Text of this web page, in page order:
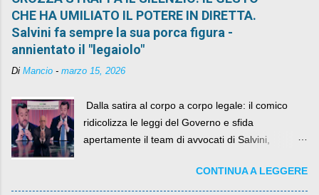
CHE HA UMILIATO IL POTERE IN DIRETTA.
Salvini fa sempre la sua porca figura -
annientato il "legaiolo"
Di Mancio - marzo 15, 2026
​ Dalla satira al corpo a corpo legale: il comico
ridicolizza le leggi del Governo e sfida
apertamente il team di avvocati di Salvini,
CONTINUA A LEGGERE